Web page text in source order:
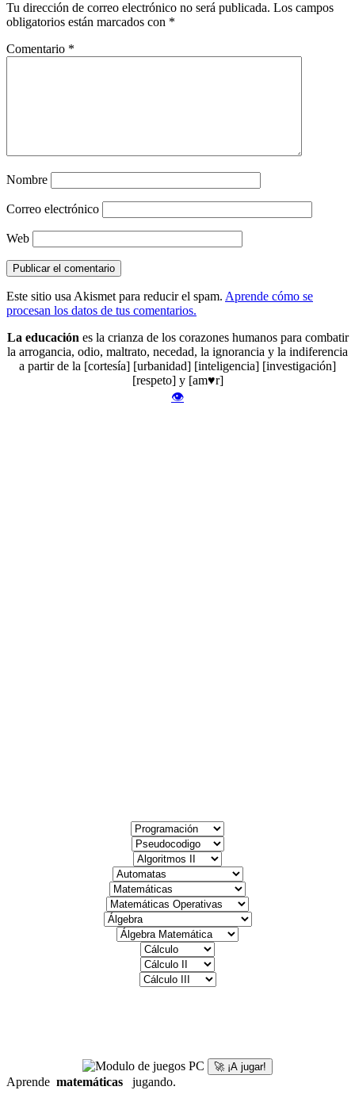
Tu dirección de correo electrónico no será publicada. Los campos
obligatorios están marcados con *
Comentario *
Nombre
Correo electrónico
Web
Este sitio usa Akismet para reducir el spam. Aprende cómo se
procesan los datos de tus comentarios.
La educaciónes la crianza de los corazones humanos para combatir
la arrogancia, odio, maltrato, necedad, la ignorancia y la indiferencia
a partir de la [cortesía] [urbanidad] [inteligencia] [investigación]
[respeto] y [am♥r]
👁
🚀 ¡A jugar!
Aprende matemáticas jugando.